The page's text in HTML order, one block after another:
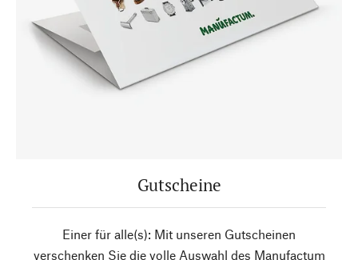
Gutscheine
Einer für alle(s): Mit unseren Gutscheinen
verschenken Sie die volle Auswahl des Manufactum